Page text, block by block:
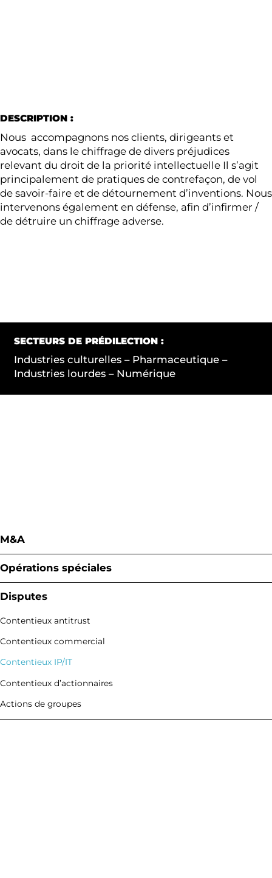
DESCRIPTION :
Nous accompagnons nos clients, dirigeants et
avocats, dans le chiffrage de divers préjudices
relevant du droit de la priorité intellectuelle Il s’agit
principalement de pratiques de contrefaçon, de vol
de savoir-faire et de détournement d’inventions. Nous
intervenons également en défense, afin d’infirmer /
de détruire un chiffrage adverse.
SECTEURS DE PRÉDILECTION :
Industries culturelles – Pharmaceutique –
Industries lourdes – Numérique
M&A
Acquisition
Cession
Adossement
Financement
Opérations spéciales
Stratégie
Disputes
Contentieux antitrust
Contentieux commercial
Contentieux IP/IT
Contentieux d’actionnaires
Actions de groupes